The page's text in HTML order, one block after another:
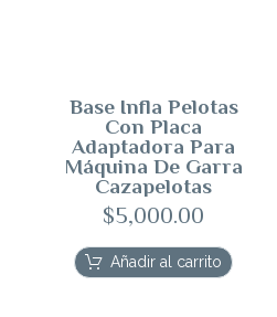
Base Infla Pelotas
Con Placa
Adaptadora Para
Máquina De Garra
Cazapelotas
$5,000.00
Añadir al carrito